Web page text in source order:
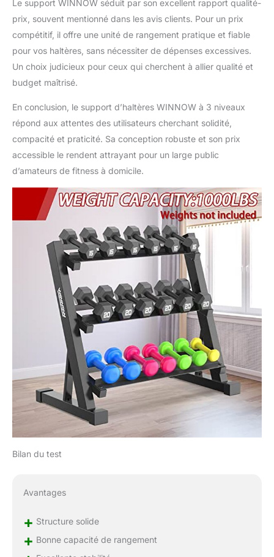
Le support WINNOW séduit par son excellent rapport qualité-
prix, souvent mentionné dans les avis clients. Pour un prix
compétitif, il offre une unité de rangement pratique et fiable
pour vos haltères, sans nécessiter de dépenses excessives.
Un choix judicieux pour ceux qui cherchent à allier qualité et
budget maîtrisé.
En conclusion, le support d’haltères WINNOW à 3 niveaux
répond aux attentes des utilisateurs cherchant solidité,
compacité et praticité. Sa conception robuste et son prix
accessible le rendent attrayant pour un large public
d’amateurs de fitness à domicile.
Bilan du test
Avantages
+ Structure solide
+ Bonne capacité de rangement